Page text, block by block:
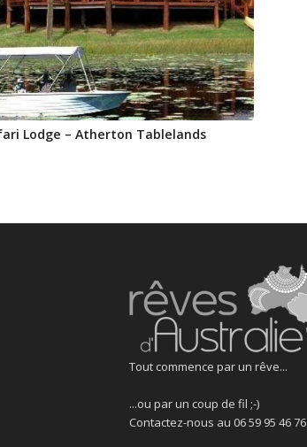
Lodge – Atherton Tablelands
Tout commence par un rêve...
...ou par un coup de fil ;-)
Contactez-nous au 06 59 95 46 76